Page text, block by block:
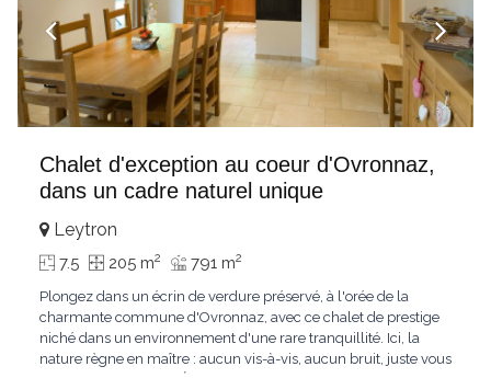
Chalet d'exception au coeur d'Ovronnaz,
dans un cadre naturel unique
Leytron
7.5 205 m2 791 m2
Plongez dans un écrin de verdure préservé, à l'orée de la
charmante commune d'Ovronnaz, avec ce chalet de prestige
niché dans un environnement d'une rare tranquillité. Ici, la
nature règne en maître : aucun vis-à-vis, aucun bruit, juste vous